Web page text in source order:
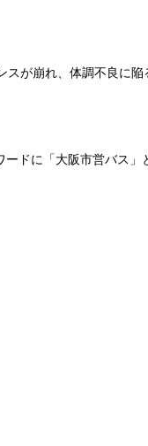
が崩れ、体調不良に陥
ードに「大阪市営バス」